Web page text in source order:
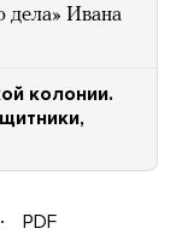
дела» Ивана
колонии.
PDF